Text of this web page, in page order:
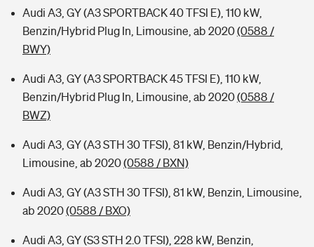
Audi A3, GY (A3 SPORTBACK 40 TFSI E), 110 kW,
Benzin/Hybrid Plug In, Limousine, ab 2020(0588 /
BWY)
Audi A3, GY (A3 SPORTBACK 45 TFSI E), 110 kW,
Benzin/Hybrid Plug In, Limousine, ab 2020(0588 /
BWZ)
Audi A3, GY (A3 STH 30 TFSI), 81 kW, Benzin/Hybrid,
Limousine, ab 2020(0588 / BXN)
Audi A3, GY (A3 STH 30 TFSI), 81 kW, Benzin, Limousine,
ab 2020(0588 / BXO)
Audi A3, GY (S3 STH 2.0 TFSI), 228 kW, Benzin,